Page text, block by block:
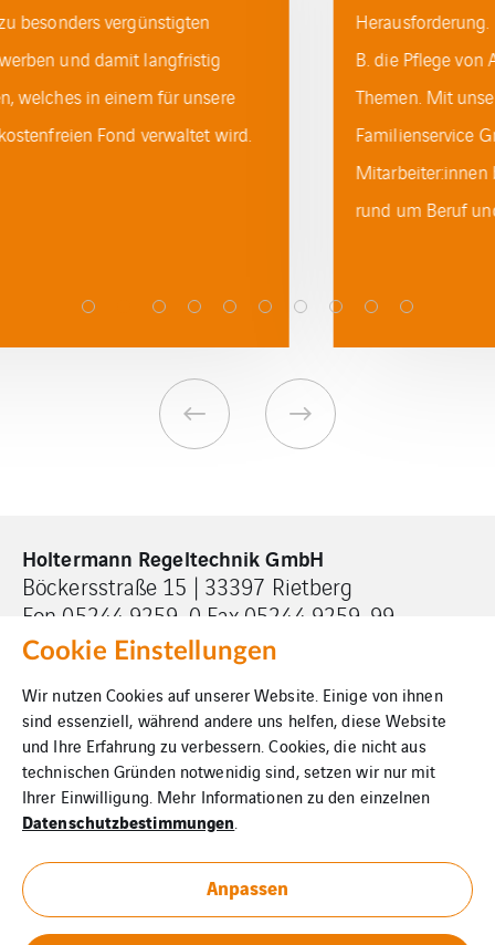
Herausforderung. Familiäre Verpflichtungen, wie z.
B. die Pflege von Angehörigen, sind dabei häufige
Themen. Mit unserem Kooperationspartner, der PME
Familienservice GmbH, unterstützen wir unsere
Mitarbeiter:innen bei verschiedenen Fragestellungen
Holtermann Regeltechnik GmbH
Böckersstraße 15 | 33397 Rietberg
Fon 05244 9259-0 Fax 05244 9259-99
info@holtermann-regeltechnik.de
Impressum
Cookies
Datenschutz
Cookie Einstellungen
Wir nutzen Cookies auf unserer Website. Einige von ihnen
sind essenziell, während andere uns helfen, diese Website
und Ihre Erfahrung zu verbessern. Cookies, die nicht aus
technischen Gründen notwenidig sind, setzen wir nur mit
Ihrer Einwilligung. Mehr Informationen zu den einzelnen
Datenschutzbestimmungen
Anpassen